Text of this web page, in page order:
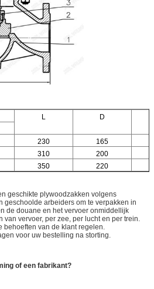
L
D
230
165
310
200
350 220
geschikte plywoodzakken volgens
geschoolde arbeiders om te verpakken in
de douane en het vervoer onmiddellijk
vervoer, per zee, per lucht en per trein.
behoeften van de klant regelen.
voor uw bestelling na storting.
of een fabrikant?